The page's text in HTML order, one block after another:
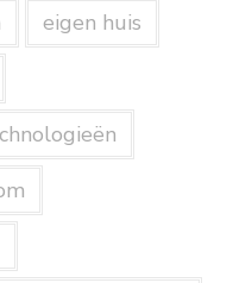
eigen huis